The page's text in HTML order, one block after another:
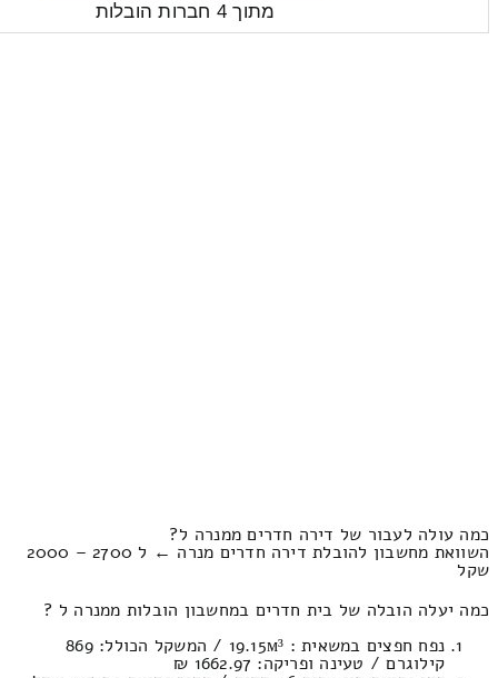
מתוך 4 חברות הובלות
כמה עולה לעבור של דירה חדרים ממנרה ל?
השוואת מחשבון להובלת דירה חדרים מנרה ← ל 2700 – 2000
שקל
כמה יעלה הובלה של בית חדרים במחשבון הובלות ממנרה ל ?
נפח חפצים במשאית : 19.15м³ / המשקל הכולל: 869
קילוגרם / טעינה ופריקה: 1662.97 ₪